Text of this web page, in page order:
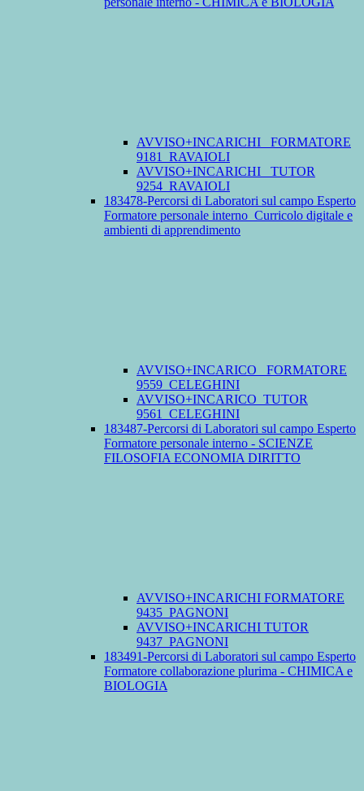
AVVISO+INCARICHI_ FORMATORE
9181_RAVAIOLI
AVVISO+INCARICHI_ TUTOR
9254_RAVAIOLI
183478-Percorsi di Laboratori sul campo Esperto
Formatore personale interno_Curricolo digitale e
ambienti di apprendimento
AVVISO+INCARICO_ FORMATORE
9559_CELEGHINI
AVVISO+INCARICO_TUTOR
9561_CELEGHINI
183487-Percorsi di Laboratori sul campo Esperto
Formatore personale interno - SCIENZE
FILOSOFIA ECONOMIA DIRITTO
AVVISO+INCARICHI FORMATORE
9435_PAGNONI
AVVISO+INCARICHI TUTOR
9437_PAGNONI
183491-Percorsi di Laboratori sul campo Esperto
Formatore collaborazione plurima - CHIMICA e
BIOLOGIA